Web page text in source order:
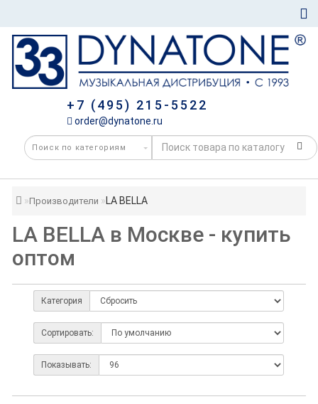
+7 (495) 215-5522
order@dynatone.ru
Производители LA BELLA
LA BELLA в Москве - купить
оптом
Категория
Сортировать:
Показывать: